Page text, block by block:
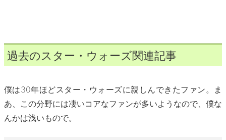
過去のスター・ウォーズ関連記事
僕は30年ほどスター・ウォーズに親しんできたファン。ま
あ、この分野には凄いコアなファンが多いようなので、僕な
んかは浅いもので。